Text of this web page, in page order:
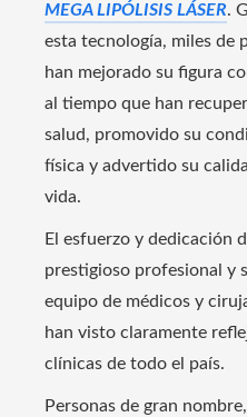
MEGA LIPÓLISIS LÁSER.
esta tecnología, miles de
han mejorado su figura
al tiempo que han
salud, promovido su
física y advertido su
vida.
El esfuerzo y dedicación
prestigioso profesional y
equipo de médicos y
han visto claramente
clínicas de todo el país.
Personas de gran nombre,